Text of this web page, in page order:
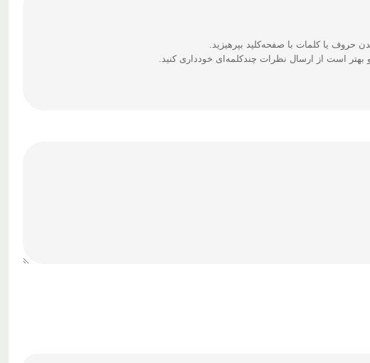
است از ارسال نظرات چندکلمه‌‌ای خودداری کنید.